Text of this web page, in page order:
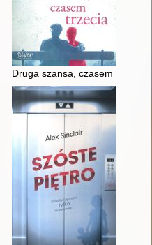
Druga szansa, czasem trzecia